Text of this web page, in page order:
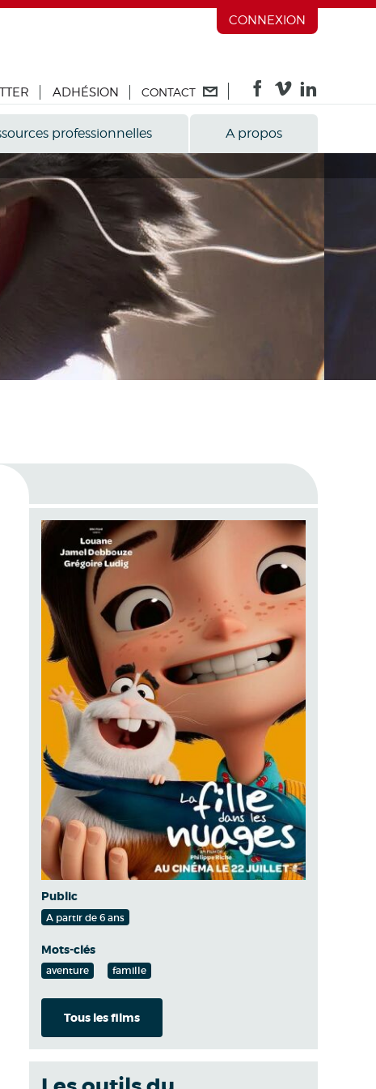
CONNEXION
ADHÉSION CONTACT
professionnelles A propos
Public
A partir de 6 ans
Mots-clés
aventure famille
Tous les films